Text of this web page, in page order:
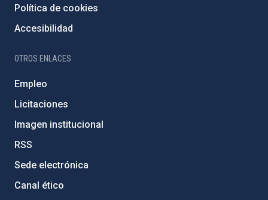
Política de cookies
Accesibilidad
OTROS ENLACES
Empleo
Licitaciones
Imagen institucional
RSS
Sede electrónica
Canal ético